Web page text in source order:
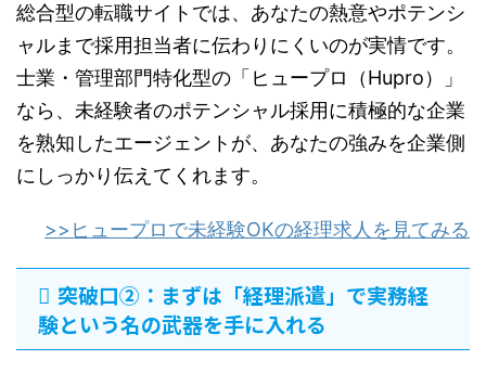
総合型の転職サイトでは、あなたの熱意やポテンシ
ャルまで採用担当者に伝わりにくいのが実情です。
士業・管理部門特化型の「ヒュープロ（Hupro）」
なら、未経験者のポテンシャル採用に積極的な企業
を熟知したエージェントが、あなたの強みを企業側
にしっかり伝えてくれます。
>>ヒュープロで未経験OKの経理求人を見てみる
突破口②：まずは「経理派遣」で実務経
験という名の武器を手に入れる